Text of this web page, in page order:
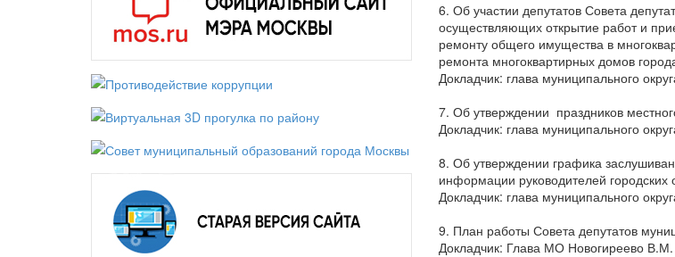
6. Об участии депутатов Совета
осуществляющих открытие работ и
ремонту общего имущества в
ремонта многоквартирных домов
Докладчик: глава муниципального
7. Об утверждении праздников
Докладчик: глава муниципального
8. Об утверждении графика
информации руководителей городских
Докладчик: глава муниципального
9. План работы Совета депутатов
Докладчик: Глава МО Новогиреево В.М.